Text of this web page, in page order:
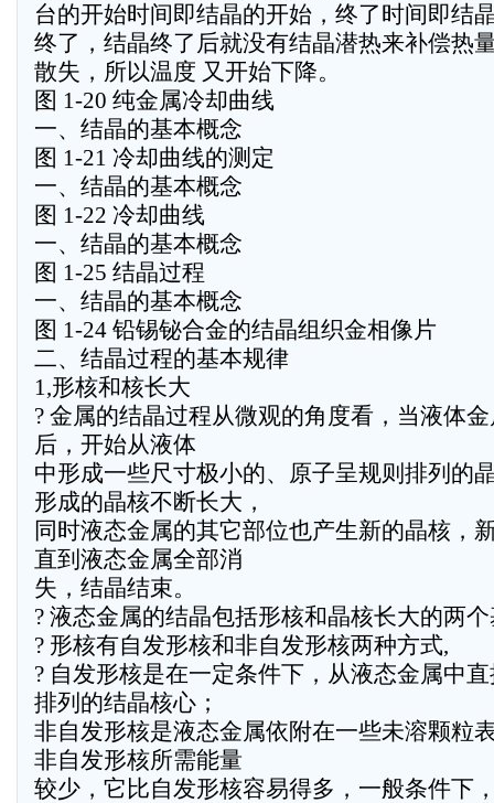
台的开始时间即结晶的开始，终了时间即结
终了，结晶终了后就没有结晶潜热来补偿热
散失，所以温度 又开始下降。
图 1-20 纯金属冷却曲线
一、结晶的基本概念
图 1-21 冷却曲线的测定
一、结晶的基本概念
图 1-22 冷却曲线
一、结晶的基本概念
图 1-25 结晶过程
一、结晶的基本概念
图 1-24 铅锡铋合金的结晶组织金相像片
二、结晶过程的基本规律
1,形核和核长大
? 金属的结晶过程从微观的角度看，当液体
后，开始从液体
中形成一些尺寸极小的、原子呈规则排列的
形成的晶核不断长大，
同时液态金属的其它部位也产生新的晶核，
直到液态金属全部消
失，结晶结束。
? 液态金属的结晶包括形核和晶核长大的两
? 形核有自发形核和非自发形核两种方式,
? 自发形核是在一定条件下，从液态金属中
排列的结晶核心；
非自发形核是液态金属依附在一些未溶颗粒
非自发形核所需能量
较少，它比自发形核容易得多，一般条件下